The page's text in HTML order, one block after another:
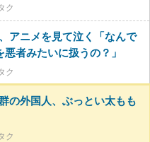
ク
アニメを見て泣く「なんで
者みたいに扱うの？」
ク
の外国人、ぶっとい太もも
ク